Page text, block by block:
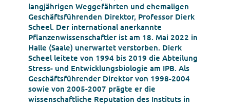
langjährigen Weggefährten und ehemaligen
Geschäftsführenden Direktor, Professor Dierk
Scheel. Der international anerkannte
Pflanzenwissenschaftler ist am 18. Mai 2022 in
Halle (Saale) unerwartet verstorben. Dierk
Scheel leitete von 1994 bis 2019 die Abteilung
Stress- und Entwicklungsbiologie am IPB. Als
Geschäftsführender Direktor von 1998-2004
sowie von 2005-2007 prägte er die
wissenschaftliche Reputation des Instituts in